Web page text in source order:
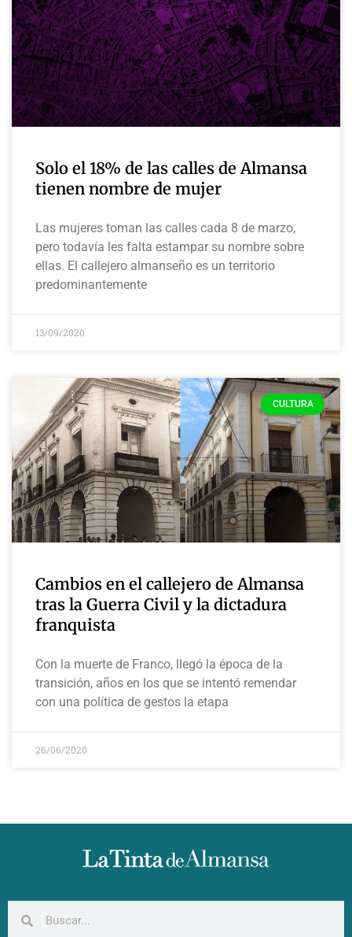
Solo el 18% de las calles de Almansa
tienen nombre de mujer
Las mujeres toman las calles cada 8 de marzo,
pero todavía les falta estampar su nombre sobre
ellas. El callejero almanseño es un territorio
predominantemente
13/09/2020
CULTURA
Cambios en el callejero de Almansa
tras la Guerra Civil y la dictadura
franquista
Con la muerte de Franco, llegó la época de la
transición, años en los que se intentó remendar
con una política de gestos la etapa
26/06/2020